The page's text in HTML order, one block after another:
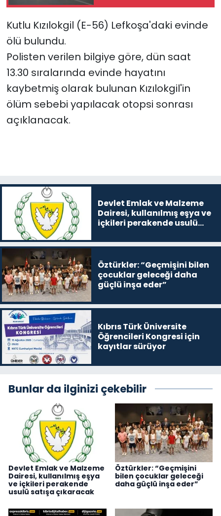
yer sis olacak
Kutlu Kızılokgil (E-56) Lefkoşa'daki evinde
ölü bulundu.
Polisten verilen bilgiye göre, dün saat
13.30 sıralarında evinde hayatını
kaybetmiş olarak bulunan Kızılokgil'in
ölüm sebebi yapılacak otopsi sonrası
açıklanacak.
Devlet Emlak ve Malzeme
Dairesi, kullanılmış eşya ve
içkileri perakende usulü
Öztürkler: “Geçmişini bilen
çocuklar geleceği daha
güçlü inşa eder”
Kıbrıs Türk Üniversite
Öğrencileri Kongresi için
kayıtlar sürüyor
Bunlar da ilginizi çekebilir
Devlet Emlak ve Malzeme
Dairesi, kullanılmış eşya
ve içkileri perakende
usulü satışa çıkaracak
Öztürkler: “Geçmişini
bilen çocuklar geleceği
daha güçlü inşa eder”
Otomobil Dünyası
Politika
SAĞLIK
Spor
Teknoloji
YAŞAM
Yazarlar